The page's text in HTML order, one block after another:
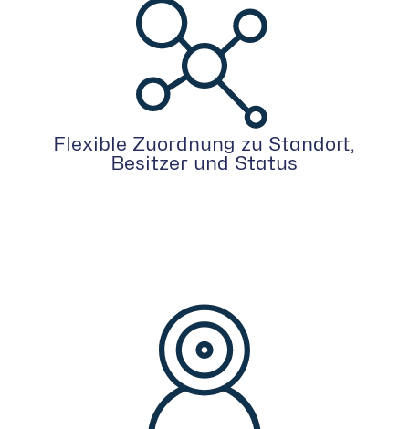
Flexible Zuordnung zu Standort,
Besitzer und Status